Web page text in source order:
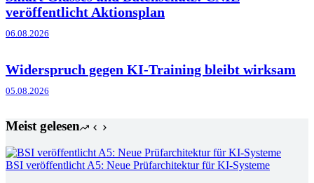
veröffentlicht Aktionsplan
06.08.2026
Widerspruch gegen KI-Training bleibt wirksam
05.08.2026
Meist gelesen
BSI veröffentlicht A5: Neue Prüfarchitektur für KI-Systeme